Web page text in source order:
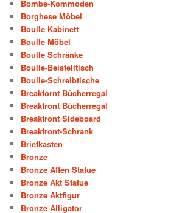
Bombe-Kommoden
Borghese Möbel
Boulle Kabinett
Boulle Möbel
Boulle Schränke
Boulle-Beistelltisch
Boulle-Schreibtische
Breakfornt Bücherregal
Breakfront Bücherregal
Breakfront Sideboard
Breakfront-Schrank
Briefkasten
Bronze
Bronze Affen Statue
Bronze Akt Statue
Bronze Aktfigur
Bronze Alligator